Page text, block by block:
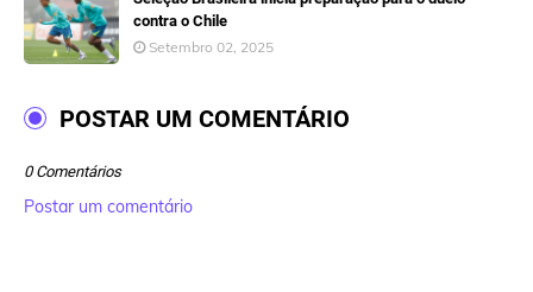
contra o Chile
Setembro 02, 2025
POSTAR UM COMENTÁRIO
0 Comentários
Postar um comentário